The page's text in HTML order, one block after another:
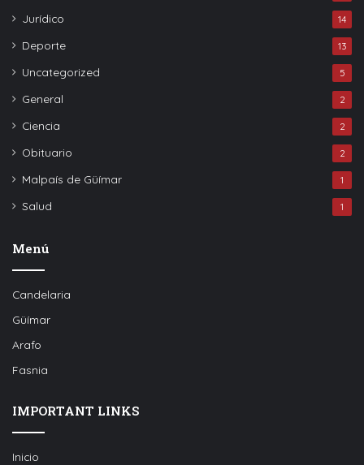
Jurídico 14
Deporte 13
Uncategorized 5
General 2
Ciencia 2
Obituario 2
Malpaís de Güímar 1
Salud 1
Menú
Candelaria
Güímar
Arafo
Fasnia
IMPORTANT LINKS
Inicio